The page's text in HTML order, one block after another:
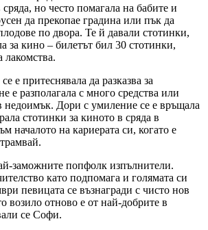
но често помагала на бабите и
да прекопае градина или пък да
по двора. Те й давали стотинки,
за кино – билетът бил 30 стотинки,
лакомства.
е притеснявала да разказва за
е разполагала с много средства или
недоимък. Дори с умиление се е връщала
стотинки за киното в сряда в
началото на кариерата си, когато е
заможните попфолк изпълнители.
като подпомага и голямата си
певицата се възнагради с чисто нов
возило отново е от най-добрите в
се Софи.